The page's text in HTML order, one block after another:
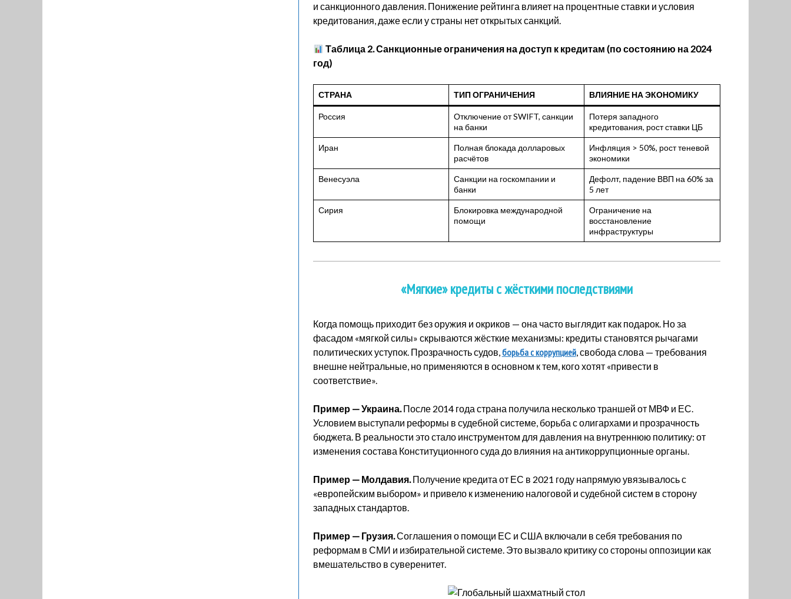
и санкционного давления. Понижение рейтинга влияет на процентные ставки и условия
кредитования, даже если у страны нет открытых санкций.
Таблица 2. Санкционные ограничения на доступ к кредитам (по состоянию на 2024
год)
СТРАНА ТИП ОГРАНИЧЕНИЯ ВЛИЯНИЕ НА ЭКОНОМИКУ
Россия
Отключение от SWIFT, санкции
на банки
Потеря западного
кредитования, рост ставки ЦБ
Иран
Полная блокада долларовых
расчётов
Инфляция > 50%, рост теневой
экономики
Венесуэла
Санкции на госкомпании и
банки
Дефолт, падение ВВП на 60% за
5 лет
Сирия
Блокировка международной
помощи
Ограничение на
восстановление
инфраструктуры
«Мягкие» кредиты с жёсткими последствиями
Когда помощь приходит без оружия и окриков — она часто выглядит как подарок. Но за
фасадом «мягкой силы» скрываются жёсткие механизмы: кредиты становятся рычагами
политических уступок. Прозрачность судов,борьба с коррупцией, свобода слова — требования
внешне нейтральные, но применяются в основном к тем, кого хотят «привести в
соответствие».
Пример — Украина.После 2014 года страна получила несколько траншей от МВФ и ЕС.
Условием выступали реформы в судебной системе, борьба с олигархами и прозрачность
бюджета. В реальности это стало инструментом для давления на внутреннюю политику: от
изменения состава Конституционного суда до влияния на антикоррупционные органы.
Пример — Молдавия.Получение кредита от ЕС в 2021 году напрямую увязывалось с
«европейским выбором» и привело к изменению налоговой и судебной систем в сторону
западных стандартов.
Пример — Грузия.Соглашения о помощи ЕС и США включали в себя требования по
реформам в СМИ и избирательной системе. Это вызвало критику со стороны оппозиции как
вмешательство в суверенитет.